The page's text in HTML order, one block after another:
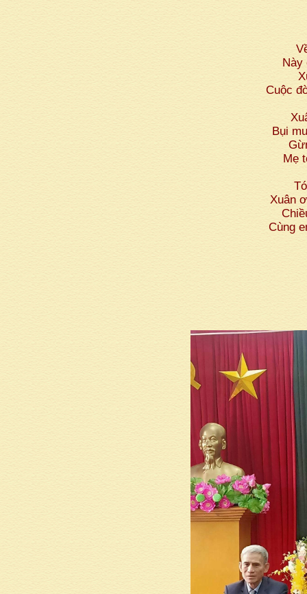
Này
Cuộc
Bụi
Mẹ
Xuân
Cùng